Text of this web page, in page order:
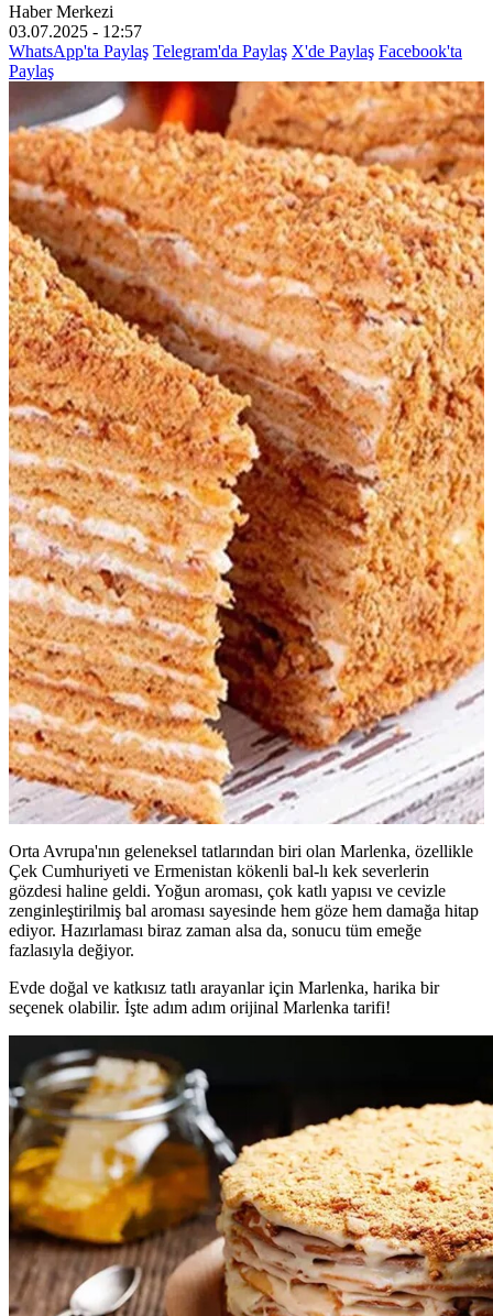
Haber Merkezi
03.07.2025 - 12:57
WhatsApp'ta Paylaş Telegram'da Paylaş X'de Paylaş Facebook'ta
Paylaş
Orta Avrupa'nın geleneksel tatlarından biri olan Marlenka, özellikle
Çek Cumhuriyeti ve Ermenistan kökenli bal-lı kek severlerin
gözdesi haline geldi. Yoğun aroması, çok katlı yapısı ve cevizle
zenginleştirilmiş bal aroması sayesinde hem göze hem damağa hitap
ediyor. Hazırlaması biraz zaman alsa da, sonucu tüm emeğe
fazlasıyla değiyor.
Evde doğal ve katkısız tatlı arayanlar için Marlenka, harika bir
seçenek olabilir. İşte adım adım orijinal Marlenka tarifi!